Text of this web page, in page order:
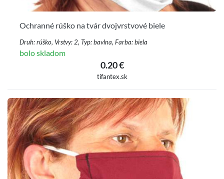
Ochranné rúško na tvár dvojvrstvové biele
Druh: rúško, Vrstvy: 2, Typ: bavlna, Farba: biela
bolo skladom
0.20 €
tifantex.sk